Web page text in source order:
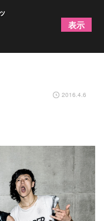
ライヴを下北沢
2016.4.6
表示